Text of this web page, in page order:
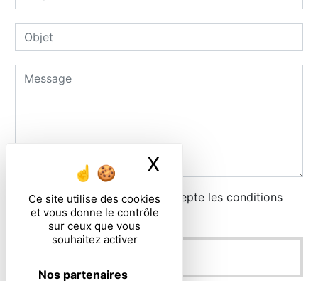
Ce site utilise des cookies
et vous donne le contrôle
sur ceux que vous
souhaitez activer
Nos partenaires
X
En cochant cette case, j'accepte les conditions
particulières ci-dessous **